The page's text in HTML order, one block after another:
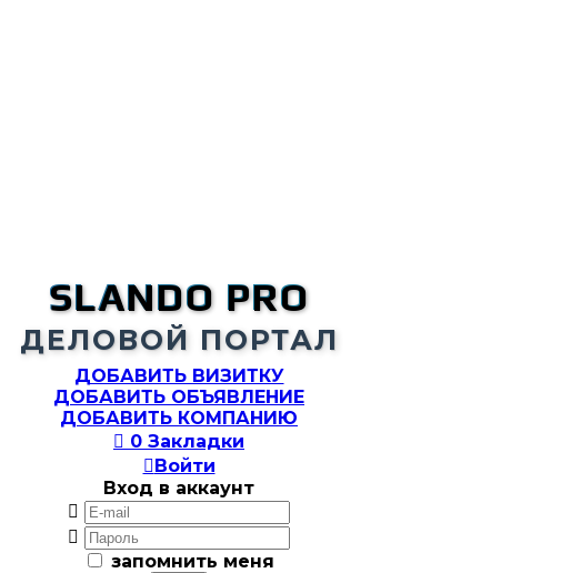
SLANDO PRO
ДЕЛОВОЙ ПОРТАЛ
ДОБАВИТЬ ВИЗИТКУ
ДОБАВИТЬ ОБЪЯВЛЕНИЕ
ДОБАВИТЬ КОМПАНИЮ
 0 Закладки
Войти
Вход в аккаунт


запомнить меня